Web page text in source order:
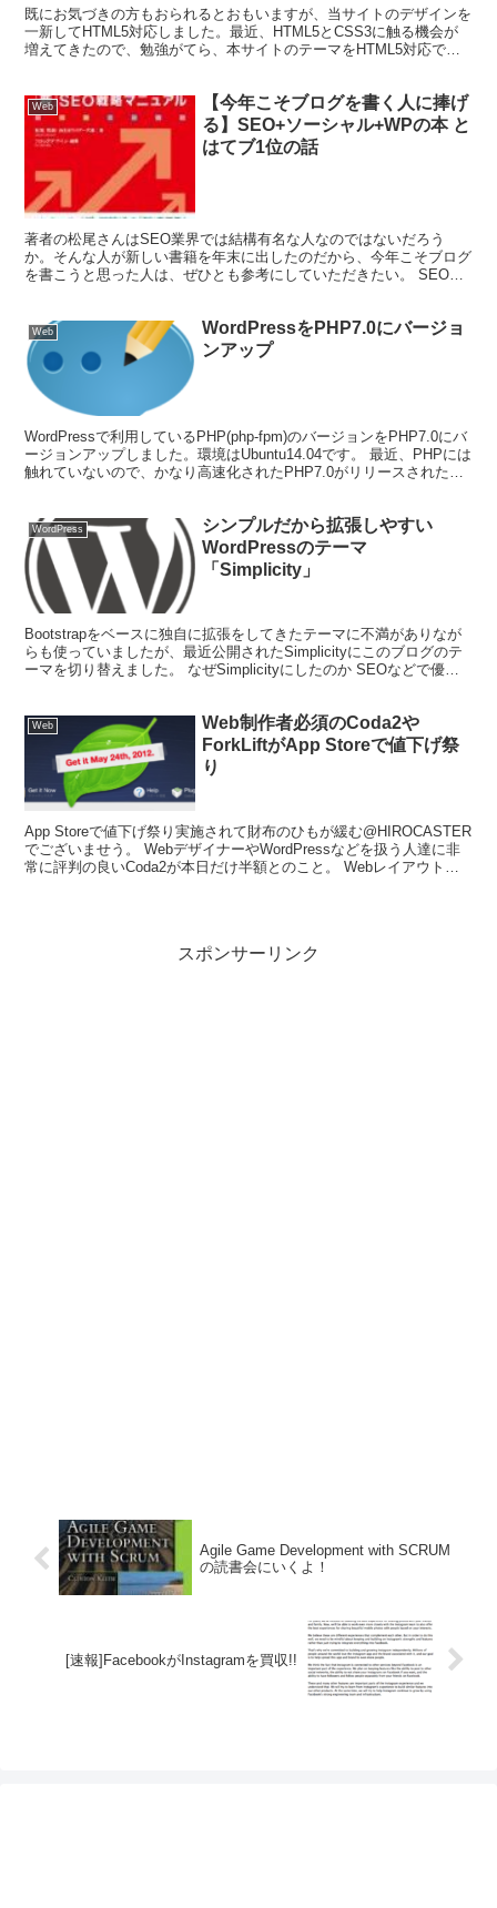
既にお気づきの方もおられるとおもいますが、当サイトのデザインを
一新してHTML5対応しました。最近、HTML5とCSS3に触る機会が
増えてきたので、勉強がてら、本サイトのテーマをHTML5対応で、
Web
【今年こそブログを書く人に捧げ
る】SEO+ソーシャル+WPの本 と
はてブ1位の話
著者の松尾さんはSEO業界では結構有名な人なのではないだろう
か。そんな人が新しい書籍を年末に出したのだから、今年こそブログ
を書こうと思った人は、ぜひとも参考にしていただきたい。 SEO本
Web
WordPressをPHP7.0にバージョ
ンアップ
WordPressで利用しているPHP(php-fpm)のバージョンをPHP7.0にバ
ージョンアップしました。環境はUbuntu14.04です。 最近、PHPには
触れていないので、かなり高速化されたPHP7.0がリリースされたと
WordPress
シンプルだから拡張しやすい
WordPressのテーマ
「Simplicity」
Bootstrapをベースに独自に拡張をしてきたテーマに不満がありなが
らも使っていましたが、最近公開されたSimplicityにこのブログのテ
ーマを切り替えました。 なぜSimplicityにしたのか SEOなどで優位
Web
Web制作者必須のCoda2や
ForkLiftがApp Storeで値下げ祭
り
App Storeで値下げ祭り実施されて財布のひもが緩む@HIROCASTER
でございませう。 WebデザイナーやWordPressなどを扱う人達に非
常に評判の良いCoda2が本日だけ半額とのこと。 Webレイアウトデ
スポンサーリンク
Agile Game Development with SCRUM
の読書会にいくよ！
[速報]FacebookがInstagramを買収!!